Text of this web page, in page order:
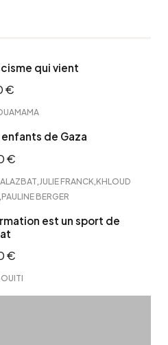
qui vient
€
enfants de Gaza
€
JULIE FRANCK KHLOUD
PAULINE BERGER
est un sport de
€